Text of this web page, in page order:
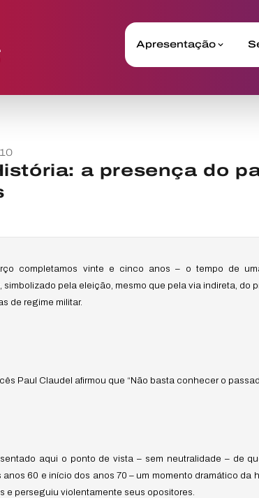
Apresentação
a presença do
completamos vinte e cinco anos – o tempo de
pela eleição, mesmo que pela via indireta, do
de regime militar.
Paul Claudel afirmou que “Não basta conhecer o
aqui o ponto de vista – sem neutralidade – de
anos 60 e início dos anos 70 – um momento dramático da
e perseguiu violentamente seus opositores.